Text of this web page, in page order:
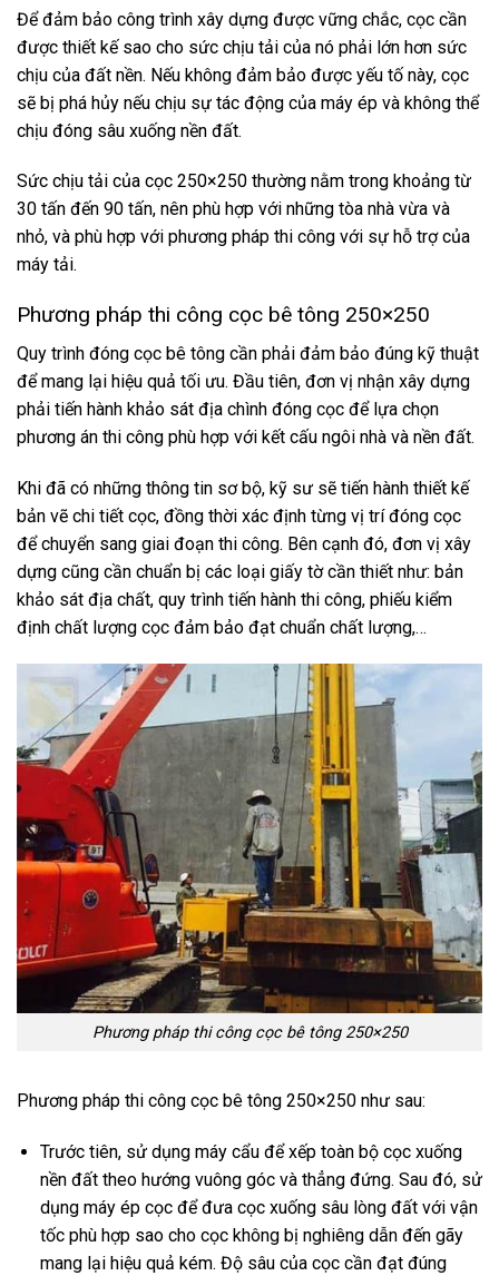
Để đảm bảo công trình xây dựng được vững chắc, cọc cần
được thiết kế sao cho sức chịu tải của nó phải lớn hơn sức
chịu của đất nền. Nếu không đảm bảo được yếu tố này, cọc
sẽ bị phá hủy nếu chịu sự tác động của máy ép và không thể
chịu đóng sâu xuống nền đất.
Sức chịu tải của cọc 250×250 thường nằm trong khoảng từ
30 tấn đến 90 tấn, nên phù hợp với những tòa nhà vừa và
nhỏ, và phù hợp với phương pháp thi công với sự hỗ trợ của
máy tải.
Phương pháp thi công cọc bê tông 250×250
Quy trình đóng cọc bê tông cần phải đảm bảo đúng kỹ thuật
để mang lại hiệu quả tối ưu. Đầu tiên, đơn vị nhận xây dựng
phải tiến hành khảo sát địa chình đóng cọc để lựa chọn
phương án thi công phù hợp với kết cấu ngôi nhà và nền đất.
Khi đã có những thông tin sơ bộ, kỹ sư sẽ tiến hành thiết kế
bản vẽ chi tiết cọc, đồng thời xác định từng vị trí đóng cọc
để chuyển sang giai đoạn thi công. Bên cạnh đó, đơn vị xây
dựng cũng cần chuẩn bị các loại giấy tờ cần thiết như: bản
khảo sát địa chất, quy trình tiến hành thi công, phiếu kiểm
định chất lượng cọc đảm bảo đạt chuẩn chất lượng,…
Phương pháp thi công cọc bê tông 250×250
Phương pháp thi công cọc bê tông 250×250 như sau:
Trước tiên, sử dụng máy cẩu để xếp toàn bộ cọc xuống
nền đất theo hướng vuông góc và thẳng đứng. Sau đó, sử
dụng máy ép cọc để đưa cọc xuống sâu lòng đất với vận
tốc phù hợp sao cho cọc không bị nghiêng dẫn đến gãy
mang lại hiệu quả kém. Độ sâu của cọc cần đạt đúng